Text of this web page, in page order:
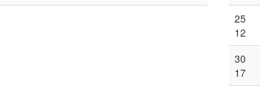
25
12
30
17